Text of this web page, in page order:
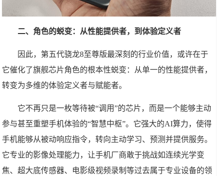
二、角色的蜕变：从性能提供者，到体验定义者
因此，第五代骁龙8至尊版最深刻的行业价值，或许在于
它催化了旗舰芯片角色的根本性蜕变：从单一的性能提供者，
转变为多维的体验定义者与赋能者。
它不再只是一枚等待被“调用”的芯片，而是一个能够主动
参与甚至重塑手机体验的“智慧中枢”。它强大的AI算力，使得
手机能够从被动响应指令，转向主动学习、预测并提供服务。
它专业的影像处理能力，让手机厂商敢于挑战如连续光学变
焦、超大底传感器、电影级视频录制等过去属于专业设备的领